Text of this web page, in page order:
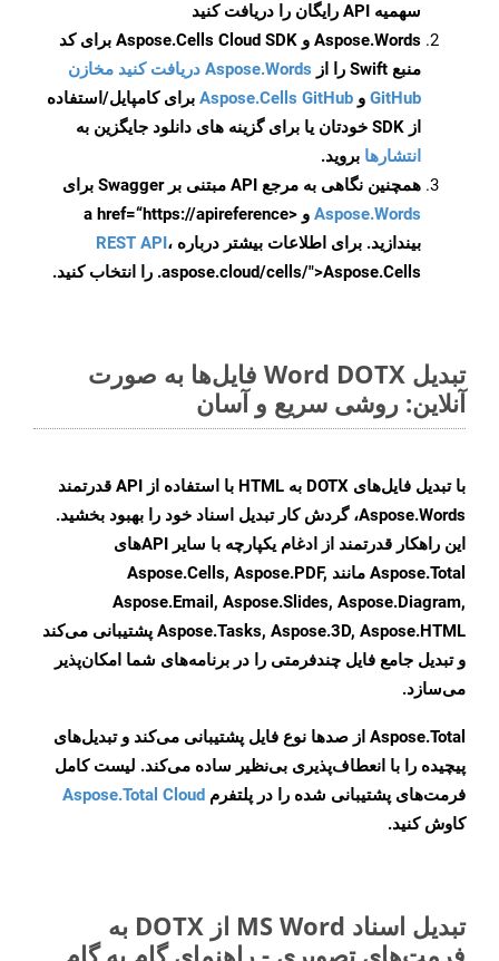
سهمیه API رایگان را دریافت کنید
Aspose.Words و Aspose.Cells Cloud SDK برای کد
منبع Swift را از
Aspose.Words دریافت کنید مخازن
GitHub و Aspose.Cells GitHub برای کامپایل/استفاده
از SDK خودتان یا برای گزینه های دانلود جایگزین به
انتشارها بروید.
همچنین نگاهی به مرجع API مبتنی بر Swagger برای
Aspose.Words
و <a href=“https://apireference
بیندازید. برای اطلاعات بیشتر درباره REST API،
.aspose.cloud/cells/">Aspose.Cells را انتخاب کنید.
تبدیل Word DOTX فایل‌ها به صورت
آنلاین: روشی سریع و آسان
با تبدیل فایل‌های DOTX به HTML با استفاده از API قدرتمند
Aspose.Words، گردش کار تبدیل اسناد خود را بهبود بخشید.
این راهکار قدرتمند از ادغام یکپارچه با سایر APIهای
Aspose.Total مانند Aspose.Cells, Aspose.PDF,
Aspose.Email, Aspose.Slides, Aspose.Diagram,
Aspose.Tasks, Aspose.3D, Aspose.HTML پشتیبانی می‌کند
و تبدیل جامع فایل چندفرمتی را در برنامه‌های شما امکان‌پذیر
می‌سازد.
Aspose.Total از صدها نوع فایل پشتیبانی می‌کند و تبدیل‌های
پیچیده را با انعطاف‌پذیری بی‌نظیر ساده می‌کند. لیست کامل
فرمت‌های پشتیبانی شده را در پلتفرم Aspose.Total Cloud
کاوش کنید.
تبدیل اسناد MS Word از DOTX به